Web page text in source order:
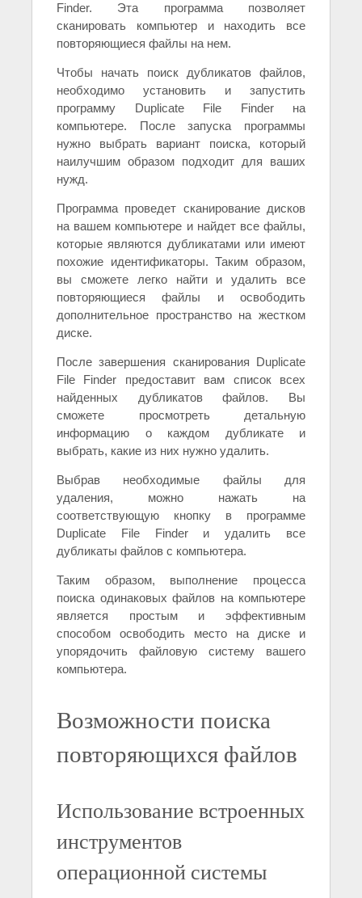
Finder. Эта программа позволяет
сканировать компьютер и находить все
повторяющиеся файлы на нем.
Чтобы начать поиск дубликатов файлов,
необходимо установить и запустить
программу Duplicate File Finder на
компьютере. После запуска программы
нужно выбрать вариант поиска, который
наилучшим образом подходит для ваших
нужд.
Программа проведет сканирование дисков
на вашем компьютере и найдет все файлы,
которые являются дубликатами или имеют
похожие идентификаторы. Таким образом,
вы сможете легко найти и удалить все
повторяющиеся файлы и освободить
дополнительное пространство на жестком
диске.
После завершения сканирования Duplicate
File Finder предоставит вам список всех
найденных дубликатов файлов. Вы
сможете просмотреть детальную
информацию о каждом дубликате и
выбрать, какие из них нужно удалить.
Выбрав необходимые файлы для
удаления, можно нажать на
соответствующую кнопку в программе
Duplicate File Finder и удалить все
дубликаты файлов с компьютера.
Таким образом, выполнение процесса
поиска одинаковых файлов на компьютере
является простым и эффективным
способом освободить место на диске и
упорядочить файловую систему вашего
компьютера.
Возможности поиска
повторяющихся файлов
Использование встроенных
инструментов
операционной системы